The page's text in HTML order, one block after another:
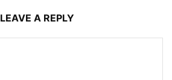
LEAVE A REPLY